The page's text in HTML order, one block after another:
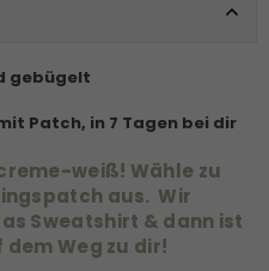
gebügelt
Patch, in 7 Tagen bei dir
weiß! Wähle zu
aus. Wir
Sweatshirt & dann ist
Weg zu dir!